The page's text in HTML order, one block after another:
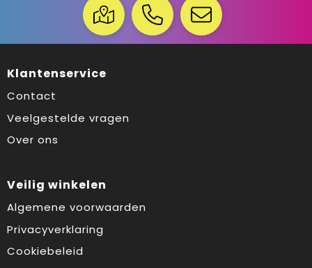
Klantenservice
Contact
Veelgestelde vragen
Over ons
Veilig winkelen
Algemene voorwaarden
Privacyverklaring
Cookiebeleid